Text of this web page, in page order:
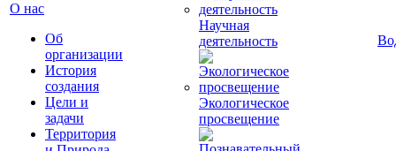
О нас
Об
организации
История
создания
Цели и
задачи
Территория
Научная
деятельность
Экологическое
просвещение